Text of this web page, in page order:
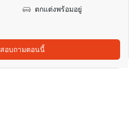
ตกแต่งพร้อมอยู่
สอบถามตอนนี้